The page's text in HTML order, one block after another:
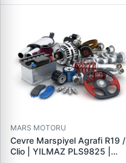
MARS MOTORU
Cevre Marspiyel Agrafi R19 /
Clio | YILMAZ PLS9825 |